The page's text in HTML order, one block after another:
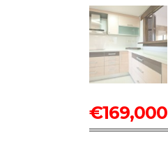
€169,000